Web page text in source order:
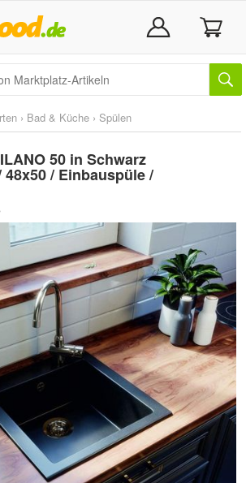
› Bad & Küche › Spülen
50 in Schwarz
/ Einbauspüle /